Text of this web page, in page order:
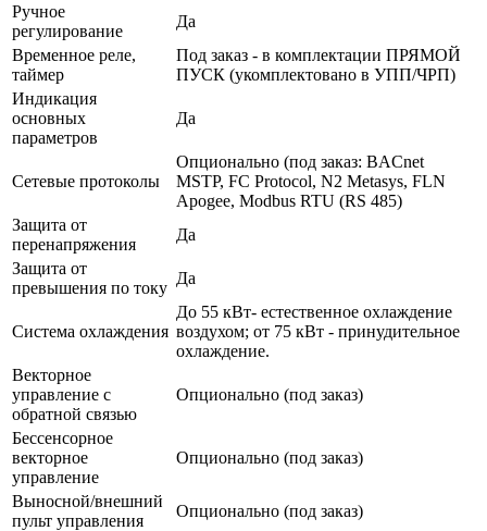
Ручное
регулирование
Да
Временное реле,
таймер
Под заказ - в комплектации ПРЯМОЙ
ПУСК (укомплектовано в УПП/ЧРП)
Индикация
основных
параметров
Да
Сетевые протоколы
Опционально (под заказ: BACnet
MSTP, FC Protocol, N2 Metasys, FLN
Apogee, Modbus RTU (RS 485)
Защита от
перенапряжения
Да
Защита от
превышения по току
Да
Система охлаждения
До 55 кВт- естественное охлаждение
воздухом; от 75 кВт - принудительное
охлаждение.
Векторное
управление с
обратной связью
Опционально (под заказ)
Бессенсорное
векторное
управление
Опционально (под заказ)
Выносной/внешний
пульт управления
Опционально (под заказ)